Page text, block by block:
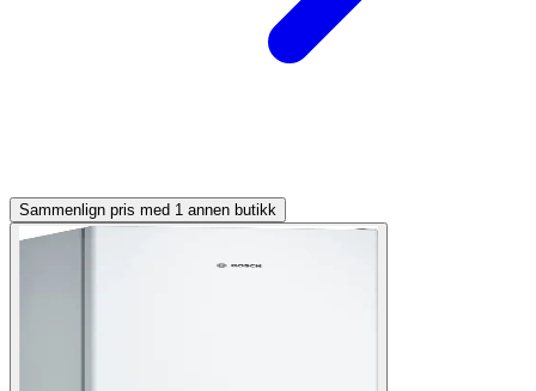
Sammenlign pris med 1 annen butikk